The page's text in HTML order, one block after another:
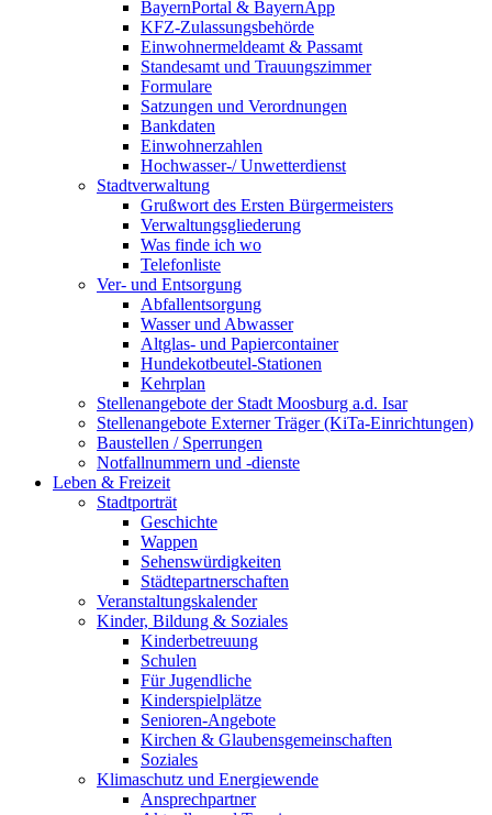
BayernPortal & BayernApp
KFZ-Zulassungsbehörde
Einwohnermeldeamt & Passamt
Standesamt und Trauungszimmer
Formulare
Satzungen und Verordnungen
Bankdaten
Einwohnerzahlen
Hochwasser-/ Unwetterdienst
Stadtverwaltung
Grußwort des Ersten Bürgermeisters
Verwaltungsgliederung
Was finde ich wo
Telefonliste
Ver- und Entsorgung
Abfallentsorgung
Wasser und Abwasser
Altglas- und Papiercontainer
Hundekotbeutel-Stationen
Kehrplan
Stellenangebote der Stadt Moosburg a.d. Isar
Stellenangebote Externer Träger (KiTa-Einrichtungen)
Baustellen / Sperrungen
Notfallnummern und -dienste
Leben & Freizeit
Stadtporträt
Geschichte
Wappen
Sehenswürdigkeiten
Städtepartnerschaften
Veranstaltungskalender
Kinder, Bildung & Soziales
Kinderbetreuung
Schulen
Für Jugendliche
Kinderspielplätze
Senioren-Angebote
Kirchen & Glaubensgemeinschaften
Soziales
Klimaschutz und Energiewende
Ansprechpartner